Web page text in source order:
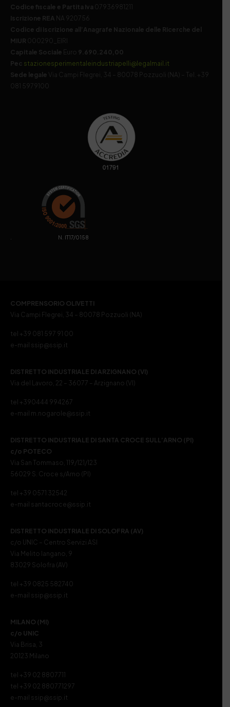
Codice fiscale e Partita Iva 07936981211
Iscrizione REA NA 920756
Codice di iscrizione all’Anagrafe Nazionale delle Ricerche del
MIUR 000290_EIRI
Capitale Sociale Euro 9.690.240,00
Pec stazionesperimentaleindustriapelli@legalmail.it
Sede legale
Via Campi Flegrei, 34 – 80078 Pozzuoli (NA) – Tel. +39
081 5979100
. N. IT17/0158
COMPRENSORIO OLIVETTI
Via Campi Flegrei, 34 – 80078 Pozzuoli (NA)
tel +39 081 597 91 00
e-mail ssip@ssip.it
DISTRETTO INDUSTRIALE DI ARZIGNANO (VI)
Via del Lavoro, 22 – 36077 – Arzignano (VI)
tel +390444 994267
e-mail m.nogarole@ssip.it
DISTRETTO INDUSTRIALE DI SANTA CROCE SULL’ARNO (PI)
c/o POTECO
Via San Tommaso, 119/121/123
56029 S. Croce s/Arno (PI)
tel +39 0571 32542
e-mail santacroce@ssip.it
DISTRETTO INDUSTRIALE DI SOLOFRA (AV)
c/o UNIC – Centro Servizi ASI
Via Melito Iangano, 9
83029 Solofra (AV)
tel +39 0825 582740
e-mail ssip@ssip.it
MILANO (MI)
c/o UNIC
Via Brisa, 3
20123 Milano
tel +39 02 8807711
tel +39 02 880771297
e-mail ssip@ssip.it